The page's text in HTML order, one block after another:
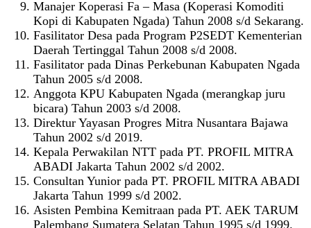
Manajer Koperasi Fa – Masa (Koperasi Komoditi
Kopi di Kabupaten Ngada) Tahun 2008 s/d Sekarang.
Fasilitator Desa pada Program P2SEDT Kementerian
Daerah Tertinggal Tahun 2008 s/d 2008.
Fasilitator pada Dinas Perkebunan Kabupaten Ngada
Tahun 2005 s/d 2008.
Anggota KPU Kabupaten Ngada (merangkap juru
bicara) Tahun 2003 s/d 2008.
Direktur Yayasan Progres Mitra Nusantara Bajawa
Tahun 2002 s/d 2019.
Kepala Perwakilan NTT pada PT. PROFIL MITRA
ABADI Jakarta Tahun 2002 s/d 2002.
Consultan Yunior pada PT. PROFIL MITRA ABADI
Jakarta Tahun 1999 s/d 2002.
Asisten Pembina Kemitraan pada PT. AEK TARUM
Palembang Sumatera Selatan Tahun 1995 s/d 1999.